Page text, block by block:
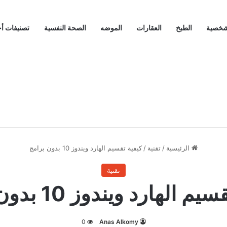
الطبخ العقارات الموضه الصحة النفسية تصنيفات
الرئيسية / تقنية / كيفية تقسيم الهارد ويندوز 10 بدون برامج
تقنية
ويندوز 10 بدون برامج
Anas Alkomy
0